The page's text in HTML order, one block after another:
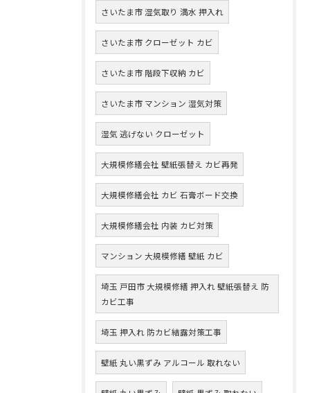
さいたま市 湿気取り 満水 押入れ
さいたま市 クローゼット カビ
さいたま市 階段下収納 カビ
さいたま市 マンション 湿気対策
湿気 逃げない クローゼット
大規模修繕会社 壁紙張替え カビ再発
大規模修繕会社 カビ 石膏ボード交換
大規模修繕会社 内装 カビ対策
マンション 大規模修繕 壁紙 カビ
埼玉 戸田市 大規模修繕 押入れ 壁紙張替え 防
カビ工事
埼玉 押入れ 防カビ結露対策工事
壁紙 丸い黒ずみ アルコール 取れない